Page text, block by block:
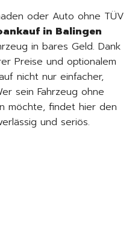
oder Auto ohne TÜV
in Balingen
in bares Geld. Dank
Preise und optionalem
nicht nur einfacher,
sein Fahrzeug ohne
möchte, findet hier den
und seriös.